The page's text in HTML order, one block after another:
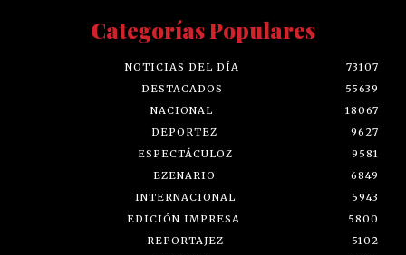
Categorías Populares
NOTICIAS DEL DÍA
73107
DESTACADOS
55639
NACIONAL
18067
DEPORTEZ
9627
ESPECTÁCULOZ
9581
EZENARIO
6849
INTERNACIONAL
5943
EDICIÓN IMPRESA
5800
REPORTAJEZ
5102